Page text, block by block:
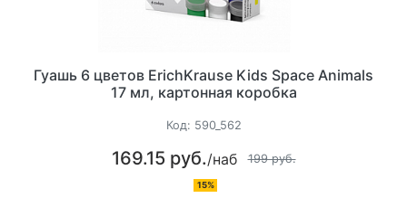
Гуашь 6 цветов ErichKrause Kids Space Animals
17 мл, картонная коробка
Код: 590_562
169.15 руб./наб 199 руб.
15%